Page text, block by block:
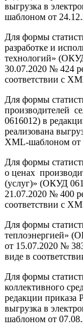
выгрузка в
шаблоном от
Для формы
разработке и
технологий»
30.07.2020 № 424
соответствии с
Для формы
производителей
0616012) в
реализована
XML-шаблоном от
Для формы
о ценах
(услуг)» (ОКУД
21.07.2020 № 400
соответствии с
Для формы
теплоэнергией»
от 15.07.2020 №
виде в
Для формы
коллективного
редакции приказа
выгрузка в
шаблоном от